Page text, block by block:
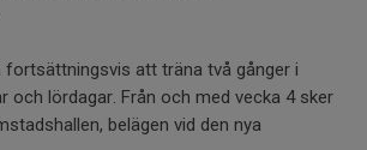
fortsättningsvis att träna två gånger i
och lördagar. Från och med vecka 4 sker
belägen vid den nya